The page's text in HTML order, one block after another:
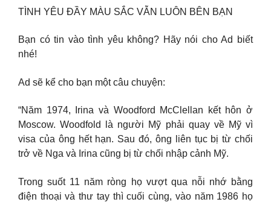
TÌNH YÊU ĐẦY MÀU SẮC VẪN LUÔN BÊN BẠN
Bạn có tin vào tình yêu không? Hãy nói cho Ad biết
nhé!
Ad sẽ kể cho bạn một câu chuyện:
“Năm 1974, Irina và Woodford McClellan kết hôn ở
Moscow. Woodfold là người Mỹ phải quay về Mỹ vì
visa của ông hết hạn. Sau đó, ông liên tục bị từ chối
trở về Nga và Irina cũng bị từ chối nhập cảnh Mỹ.
Trong suốt 11 năm ròng họ vượt qua nỗi nhớ bằng
điện thoại và thư tay thì cuối cùng, vào năm 1986 họ